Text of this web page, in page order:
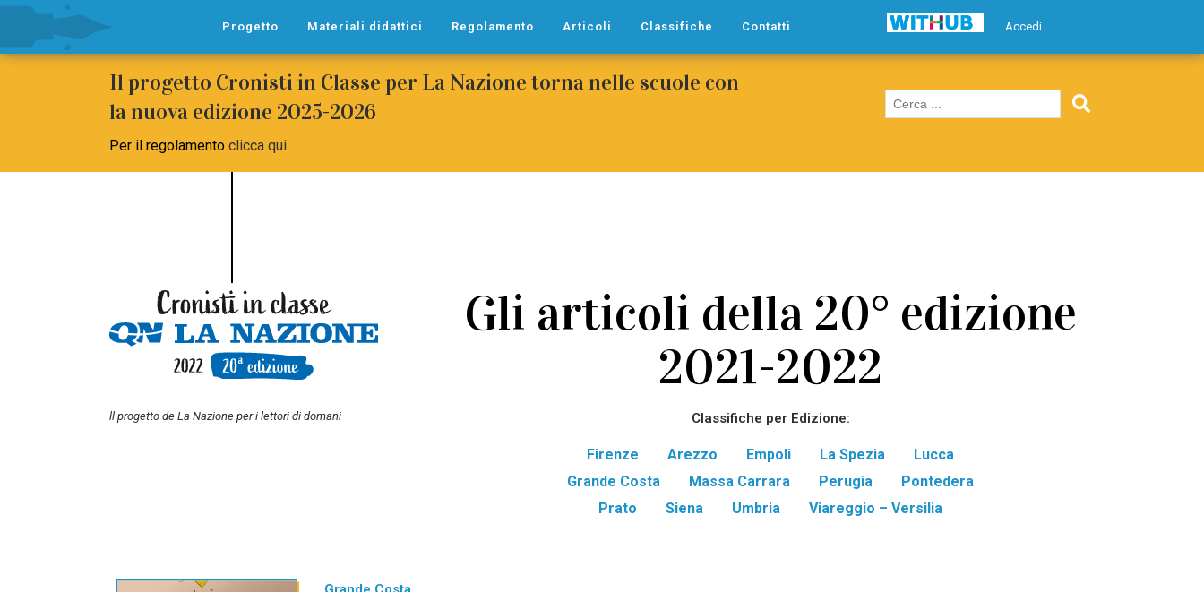
Accedi
Progetto Materiali didattici Regolamento Articoli Classifiche Contatti
Il progetto Cronisti in Classe per La Nazione torna nelle scuole con
la nuova edizione 2025-2026
Per il regolamento clicca qui
ll progetto de La Nazione per i lettori di domani
Gli articoli della 20° edizione
2021-2022
Classifiche per Edizione:
Firenze Arezzo Empoli La Spezia
Lucca
Grande Costa
Massa Carrara Perugia
Pontedera
Prato
Siena Umbria Viareggio – Versilia